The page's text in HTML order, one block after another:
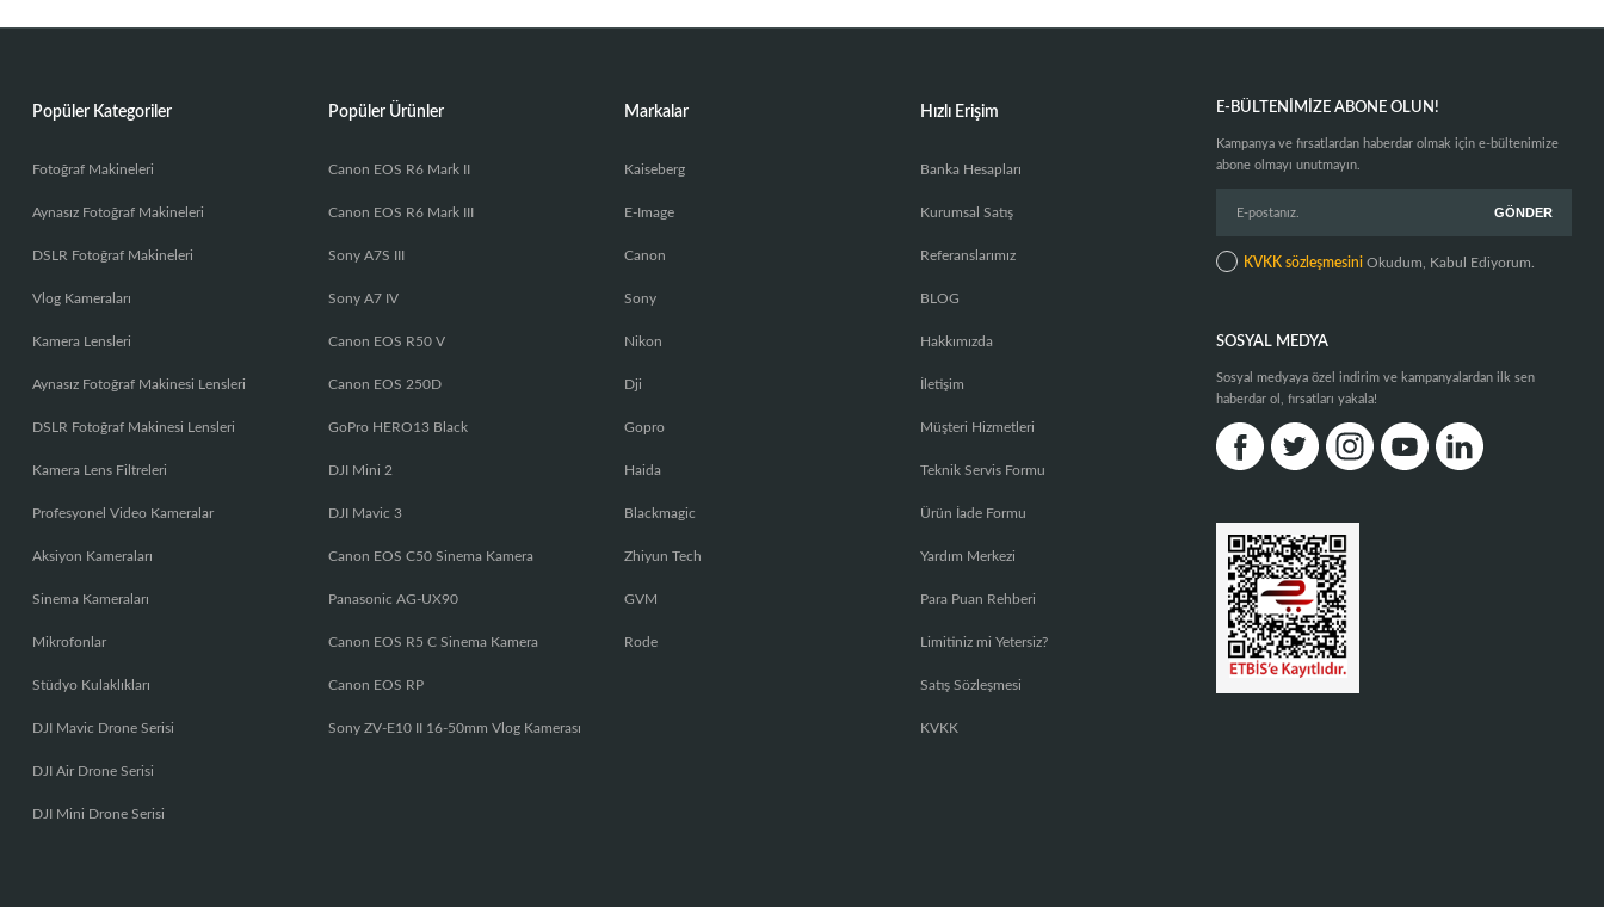
Popüler Kategoriler
Fotoğraf Makineleri
Aynasız Fotoğraf Makineleri
DSLR Fotoğraf Makineleri
Vlog Kameraları
Kamera Lensleri
Aynasız Fotoğraf Makinesi Lensleri
DSLR Fotoğraf Makinesi Lensleri
Kamera Lens Filtreleri
Profesyonel Video Kameralar
Aksiyon Kameraları
Sinema Kameraları
Mikrofonlar
Stüdyo Kulaklıkları
DJI Mavic Drone Serisi
DJI Air Drone Serisi
DJI Mini Drone Serisi
Popüler Ürünler
Canon EOS R6 Mark II
Canon EOS R6 Mark III
Sony A7S III
Sony A7 IV
Canon EOS R50 V
Canon EOS 250D
GoPro HERO13 Black
DJI Mini 2
DJI Mavic 3
Canon EOS C50 Sinema Kamera
Panasonic AG-UX90
Canon EOS R5 C Sinema Kamera
Canon EOS RP
Sony ZV-E10 II 16-50mm Vlog Kamerası
Markalar
Kaiseberg
E-Image
Canon
Sony
Nikon
Dji
Gopro
Haida
Blackmagic
Zhiyun Tech
GVM
Rode
Hızlı Erişim
Banka Hesapları
Kurumsal Satış
Referanslarımız
BLOG
Hakkımızda
İletişim
Müşteri Hizmetleri
Teknik Servis Formu
Ürün İade Formu
Yardım Merkezi
Para Puan Rehberi
Limitiniz mi Yetersiz?
Satış Sözleşmesi
KVKK
E-BÜLTENIMIZE ABONE OLUN!
Kampanya ve fırsatlardan haberdar olmak için e-bültenimize
abone olmayı unutmayın.
KVKK sözleşmesini Okudum, Kabul Ediyorum.
SOSYAL MEDYA
Sosyal medyaya özel indirim ve kampanyalardan ilk sen
haberdar ol, fırsatları yakala!